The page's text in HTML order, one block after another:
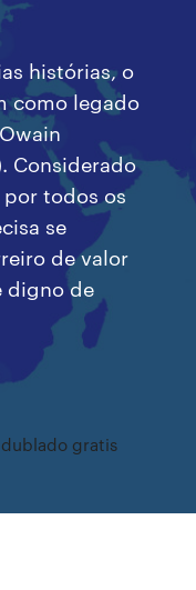
histórias, o
como legado
Considerado
todos os
se
de valor
digno de
gratis